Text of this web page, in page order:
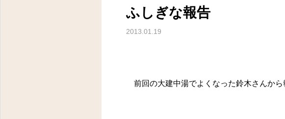
ふしぎな報告
2013.01.19
前回の大建中湯でよくなった鈴木さんから